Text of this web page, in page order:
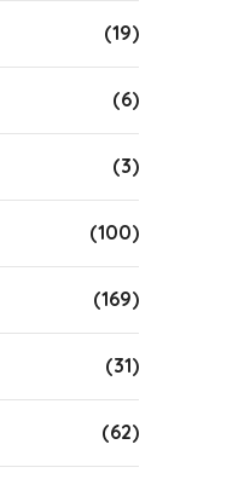
(19)
(6)
(3)
(100)
(169)
(31)
(62)